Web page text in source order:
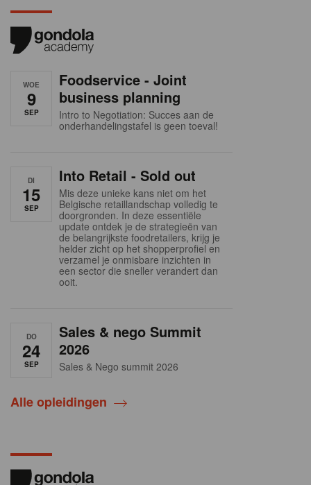
WOE
9
SEP
Foodservice - Joint
business planning
Intro to Negotiation: Succes aan de
onderhandelingstafel is geen toeval!
DI
15
SEP
Into Retail - Sold out
Mis deze unieke kans niet om het
Belgische retaillandschap volledig te
doorgronden. In deze essentiële
update ontdek je de strategieën van
de belangrijkste foodretailers, krijg je
helder zicht op het shopperprofiel en
verzamel je onmisbare inzichten in
een sector die sneller verandert dan
ooit.
DO
24
SEP
Sales & nego Summit
2026
Sales & Nego summit 2026
Alle opleidingen